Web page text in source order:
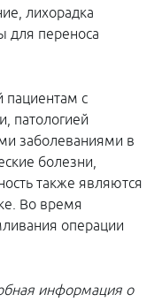
лихорадка
для переноса
пациентам с
патологией
заболеваниями в
болезни,
также являются
Во время
операции
информация о